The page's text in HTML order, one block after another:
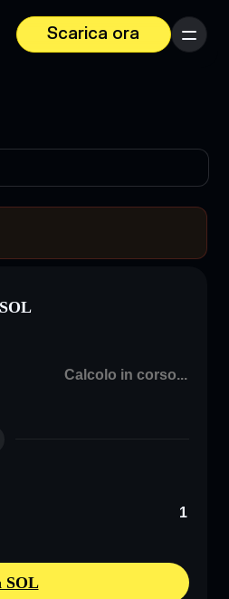
Scarica ora
Menu
SOL